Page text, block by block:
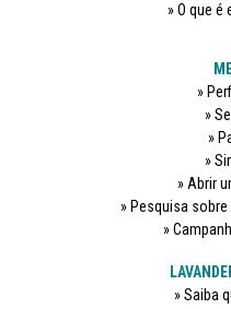
O que é
Abrir
Pesquisa
Saiba